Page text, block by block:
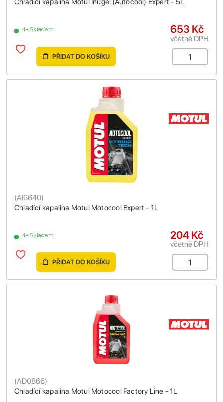
Chladící kapalina Motul Inugel (Autocool) Expert - 5L
4+ Skladem 653 Kč
včetně DPH
PŘIDAT DO KOŠÍKU
Chladící kapalina Motul Motocool Expert - 1L
(AI6640)
4+ Skladem 204 Kč
včetně DPH
PŘIDAT DO KOŠÍKU
Chladící kapalina Motul Motocool Factory Line - 1L
(AD0866)